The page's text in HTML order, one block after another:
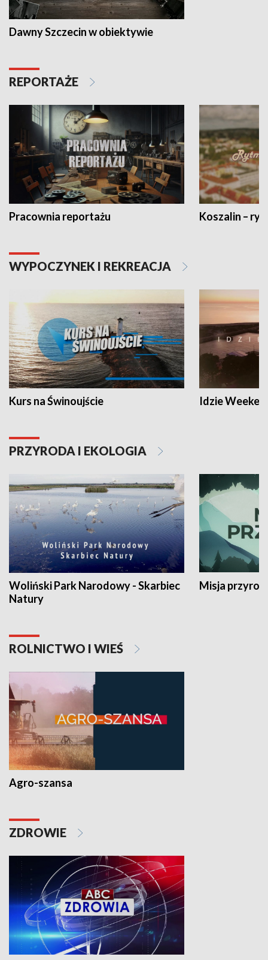
Dawny Szczecin w obiektywie
REPORTAŻE
Pracownia reportażu Koszalin –
WYPOCZYNEK I REKREACJA
Kurs na Świnoujście Idzie
PRZYRODA I EKOLOGIA
Woliński Park Narodowy - Skarbiec
Natury
Misja
ROLNICTWO I WIEŚ
Agro-szansa
ZDROWIE